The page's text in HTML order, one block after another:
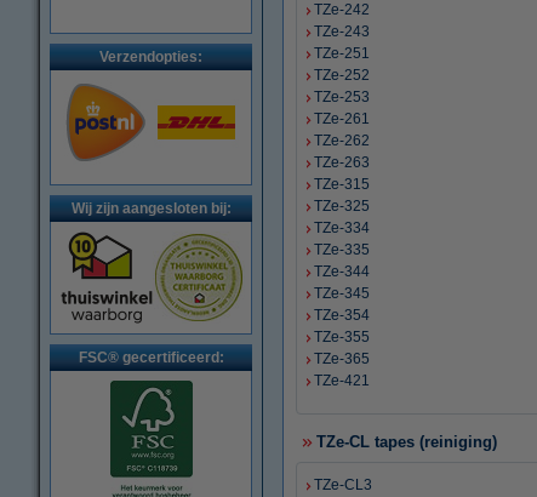
Verzendopties:
Wij zijn aangesloten bij:
FSC® gecertificeerd:
TZe-242
TZe-243
TZe-251
TZe-252
TZe-253
TZe-261
TZe-262
TZe-263
TZe-315
TZe-325
TZe-334
TZe-335
TZe-344
TZe-345
TZe-354
TZe-355
TZe-365
TZe-421
TZe-CL tapes (reiniging)
TZe-CL3